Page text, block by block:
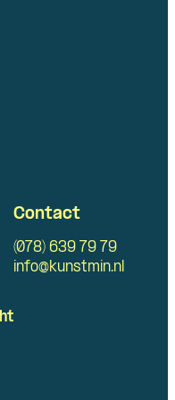
Contact
(078) 639 79 79
info@kunstmin.nl